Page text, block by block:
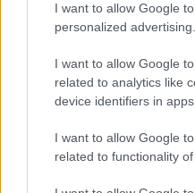
I want to allow Google
personalized advertising.
I want to allow Google
related to analytics like
device identifiers in apps.
I want to allow Google
related to functionality
rivoluzionando lo sport
Andrea Conforti · 7 Ago 2026